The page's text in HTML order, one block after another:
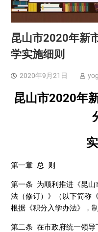
昆山市2020年新
学实施细则
2020年9月21日
昆山市2020年
第一章 总 则
第一条 为顺利推进《昆山
法（修订）》（以下简称
根据《积分入学办法》，制
第二条 在市政府统一领导